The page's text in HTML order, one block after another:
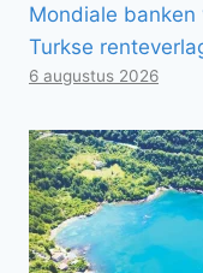
Mondiale
Turkse
6 augustus 2026